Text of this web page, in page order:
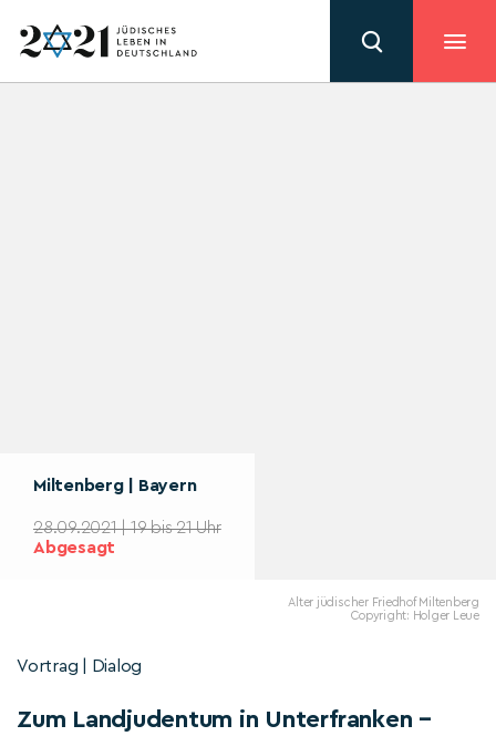
Miltenberg | Bayern
28.09.2021 | 19 bis 21 Uhr
Abgesagt
Alter jüdischer Friedhof Miltenberg
Copyright: Holger Leue
Vortrag | Dialog
Zum Landjudentum in Unterfranken –